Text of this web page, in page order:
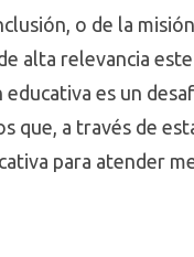
o de la
alta relevancia
es un
que, a través de
para atender